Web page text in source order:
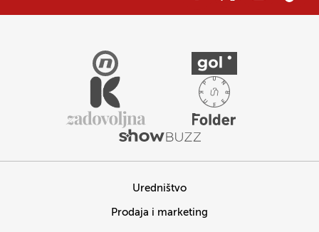
Uredništvo
Prodaja i marketing